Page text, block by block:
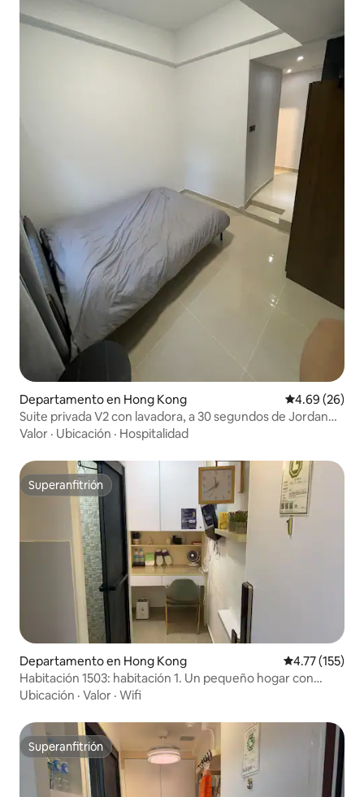
Departamento en Hong Kong Calificación
4.69 (26)
Suite privada V2 con lavadora, a 30 segundos de Jordan
MTR
Valor · Ubicación · Hospitalidad
Superanfitrión
Superanfitrión
Departamento en Hong Kong Calificación
4.77 (155)
Habitación 1503: habitación 1. Un pequeño hogar con
servicio de mayordomo para una experiencia diferente.
baño en la habitación.
Ubicación · Valor · Wifi
Superanfitrión
Superanfitrión